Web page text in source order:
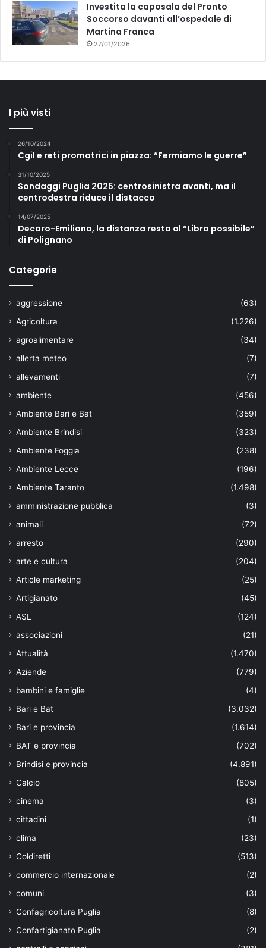
Investita la caposala del Pronto
Soccorso davanti all’ospedale di
Martina Franca
27/01/2026
I più visti
26/10/2024
Cgil e reti promotrici in piazza: “Fermiamo le guerre”
31/10/2025
Sondaggi Puglia 2025: centrosinistra avanti, ma il
centrodestra riduce il distacco
14/07/2025
Decaro-Emiliano, la distanza resta al “Libro possibile”
di Polignano
Categorie
aggressione
(63)
Agricoltura
(1.226)
agroalimentare
(34)
allerta meteo
(7)
allevamenti
(7)
ambiente
(456)
Ambiente Bari e Bat
(359)
Ambiente Brindisi
(323)
Ambiente Foggia
(238)
Ambiente Lecce
(196)
Ambiente Taranto
(1.498)
amministrazione pubblica
(3)
animali
(72)
arresto
(290)
arte e cultura
(204)
Article marketing
(25)
Artigianato
(45)
ASL
(124)
associazioni
(21)
Attualità
(1.470)
Aziende
(779)
bambini e famiglie
(4)
Bari e Bat
(3.032)
Bari e provincia
(1.614)
BAT e provincia
(702)
Brindisi e provincia
(4.891)
Calcio
(805)
cinema
(3)
cittadini
(1)
clima
(23)
Coldiretti
(513)
commercio internazionale
(2)
comuni
(3)
Confagricoltura Puglia
(8)
Confartigianato Puglia
(2)